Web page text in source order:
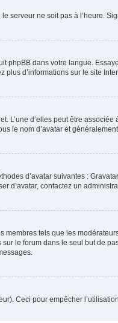
serveur ne soit pas à l’heure.
phpBB dans votre langue.
plus d’informations sur le site
L’une d’elles peut être
le nom d’avatar et
d’avatar suivantes :
d’avatar, contactez un
tels que les
le forum dans le seul but de
Ceci pour empêcher